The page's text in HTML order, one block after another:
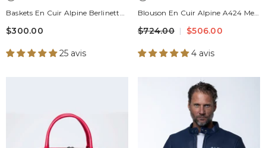
Baskets En Cuir Alpine Berlinette
Bleu Royal Homme
$300.00
25 avis
Blouson En Cuir Alpine A424 Men
Bleu Marine Homme
$724.00 $506.00
4 avis